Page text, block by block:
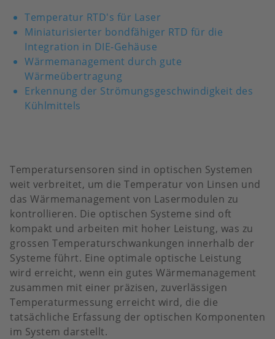
Temperatursensoren sind in optischen Systemen
weit verbreitet, um die Temperatur von Linsen und
das Wärmemanagement von Lasermodulen zu
kontrollieren. Die optischen Systeme sind oft
kompakt und arbeiten mit hoher Leistung, was zu
grossen Temperaturschwankungen innerhalb der
Systeme führt. Eine optimale optische Leistung
wird erreicht, wenn ein gutes Wärmemanagement
zusammen mit einer präzisen, zuverlässigen
Temperaturmessung erreicht wird, die die
tatsächliche Erfassung der optischen Komponenten
im System darstellt.
Temperatur RTD's für Laser
Miniaturisierter bondfähiger RTD für die
Integration in DIE-Gehäuse
Wärmemanagement durch gute
Wärmeübertragung
Erkennung der Strömungsgeschwindigkeit des
Kühlmittels